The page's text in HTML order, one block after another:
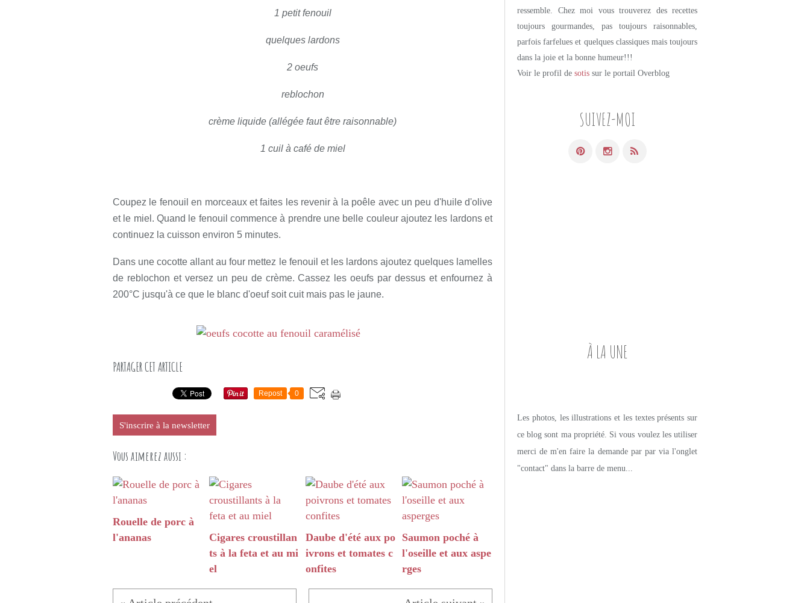
1 petit fenouil
quelques lardons
2 oeufs
reblochon
crème liquide (allégée faut être raisonnable)
1 cuil à café de miel
Coupez le fenouil en morceaux et faites les revenir à la poêle avec un peu d'huile d'olive
et le miel. Quand le fenouil commence à prendre une belle couleur ajoutez les lardons et
continuez la cuisson environ 5 minutes.
Dans une cocotte allant au four mettez le fenouil et les lardons ajoutez quelques lamelles
de reblochon et versez un peu de crème. Cassez les oeufs par dessus et enfournez à
200°C jusqu'à ce que le blanc d'oeuf soit cuit mais pas le jaune.
PARTAGER CET ARTICLE
Repost 0
S'inscrire à la newsletter
Vous aimerez aussi :
Rouelle de porc à
l'ananas
Cigares croustillan
ts à la feta et au mi
el
Daube d'été aux po
ivrons et tomates c
onfites
Saumon poché à
l'oseille et aux aspe
rges
SUIVEZ-MOI
ressemble. Chez moi vous trouverez des recettes
toujours gourmandes, pas toujours raisonnables,
parfois farfelues et quelques classiques mais toujours
dans la joie et la bonne humeur!!!
Voir le profil de sotis sur le portail Overblog
À LA UNE
Les photos, les illustrations et les textes présents sur
ce blog sont ma propriété. Si vous voulez les utiliser
merci de m'en faire la demande par par via l'onglet
"contact" dans la barre de menu...